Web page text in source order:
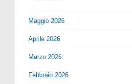
Maggio 2026
Aprile 2026
Marzo 2026
Febbraio 2026